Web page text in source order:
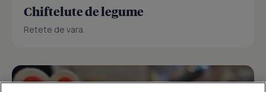
Chiftelute de legume
Retete de vara.